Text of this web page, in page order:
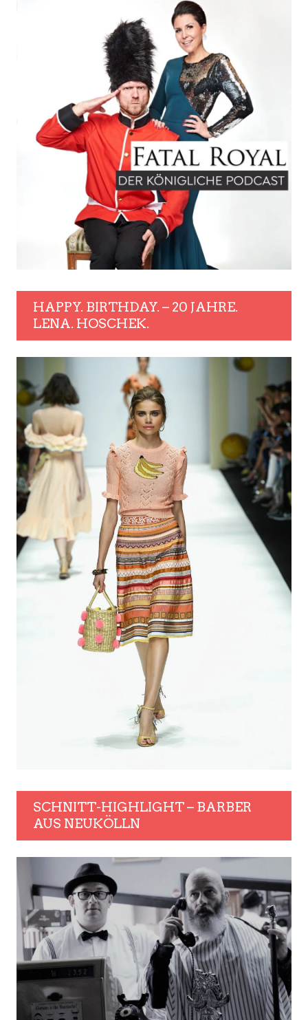
HAPPY. BIRTHDAY. – 20 JAHRE.
LENA. HOSCHEK.
SCHNITT-HIGHLIGHT – BARBER
AUS NEUKÖLLN